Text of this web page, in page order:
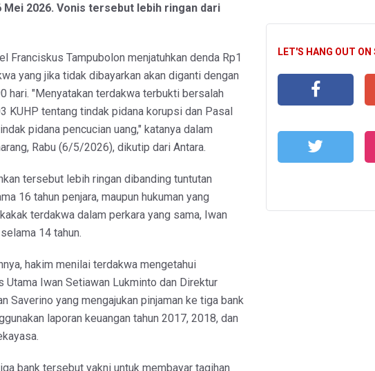
Mei 2026. Vonis tersebut lebih ringan dari
Franciskus Tampubolon menjatuhkan denda Rp1
yang jika tidak dibayarkan akan diganti dengan
hari. "Menyatakan terdakwa terbukti bersalah
KUHP tentang tindak pidana korupsi dan Pasal
pidana pencucian uang," katanya dalam
Rabu (6/5/2026), dikutip dari Antara.
tersebut lebih ringan dibanding tuntutan
16 tahun penjara, maupun hukuman yang
terdakwa dalam perkara yang sama, Iwan
14 tahun.
hakim menilai terdakwa mengetahui
Utama Iwan Setiawan Lukminto dan Direktur
Saverino yang mengajukan pinjaman ke tiga bank
laporan keuangan tahun 2017, 2018, dan
bank tersebut yakni untuk membayar tagihan
LET'S HANG OUT ON